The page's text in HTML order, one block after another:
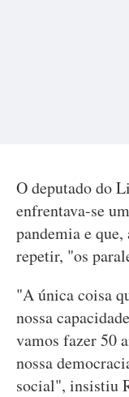
O deputado do
enfrentava-se
pandemia e
repetir, "os
"A única coisa
nossa
vamos fazer 50
nossa
social", insistiu